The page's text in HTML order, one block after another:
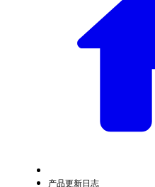
产品更新日志